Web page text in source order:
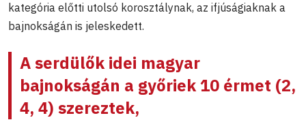
kategória előtti utolsó korosztálynak, az ifjúságiaknak a
bajnokságán is jeleskedett.
A serdülők idei magyar
bajnokságán a győriek 10 érmet (2,
4, 4) szereztek,